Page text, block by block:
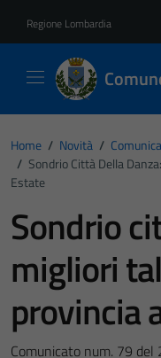
Regione Lombardia
Home / Novità /
/ Sondrio Città Della
Estate
Sondrio
migliori
provincia
Comunicato num. 79